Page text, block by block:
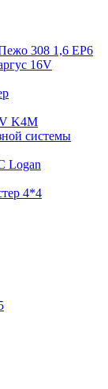
308 1,6 EP6
16V
K4M
системы
Logan
4*4